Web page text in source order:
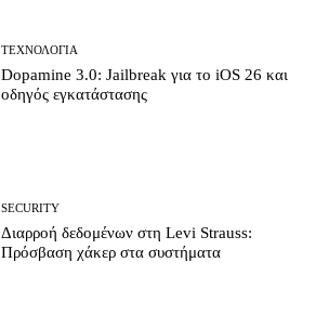
ΤΕΧΝΟΛΟΓΊΑ
Dopamine 3.0: Jailbreak για το iOS 26 και
οδηγός εγκατάστασης
SECURITY
Διαρροή δεδομένων στη Levi Strauss:
Πρόσβαση χάκερ στα συστήματα